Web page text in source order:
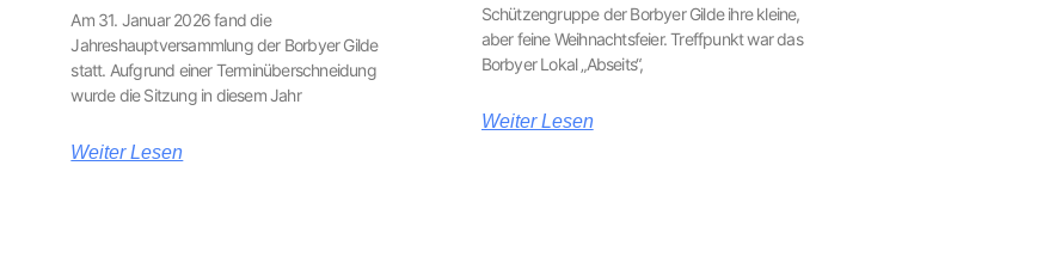
Am 31. Januar 2026 fand die
Jahreshauptversammlung der Borbyer Gilde
statt. Aufgrund einer Terminüberschneidung
wurde die Sitzung in diesem Jahr
Weiter Lesen
Schützengruppe der Borbyer Gilde ihre kleine,
aber feine Weihnachtsfeier. Treffpunkt war das
Borbyer Lokal „Abseits“,
Weiter Lesen